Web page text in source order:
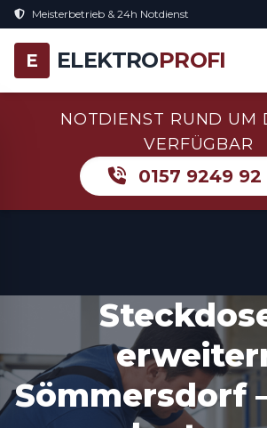
Meisterbetrieb & 24h Notdienst
E ELEKTROPROFI
NOTDIENST RUND UM
VERFÜGBAR
0157 9249 92
Sömmersdorf